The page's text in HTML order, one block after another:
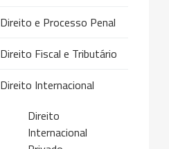
Direito e Processo Penal
Direito Fiscal e Tributário
Direito Internacional
Direito
Internacional